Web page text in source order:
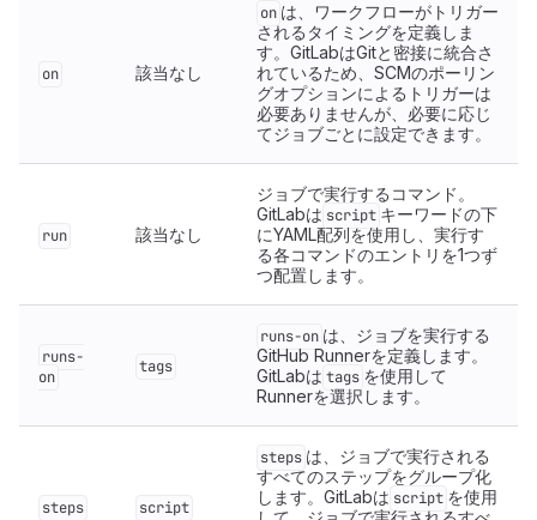
on 該当なし
on は、ワークフローがトリガー
されるタイミングを定義しま
す。GitLabはGitと密接に統合さ
れているため、SCMのポーリン
グオプションによるトリガーは
必要ありませんが、必要に応じ
てジョブごとに設定できます。
run 該当なし
ジョブで実行するコマンド。
GitLabは script キーワードの下
にYAML配列を使用し、実行す
る各コマンドのエントリを1つず
つ配置します。
runs-
on
tags
runs-on は、ジョブを実行する
GitHub Runnerを定義します。
GitLabは tags を使用して
Runnerを選択します。
steps script
steps は、ジョブで実行される
すべてのステップをグループ化
します。GitLabは script を使用